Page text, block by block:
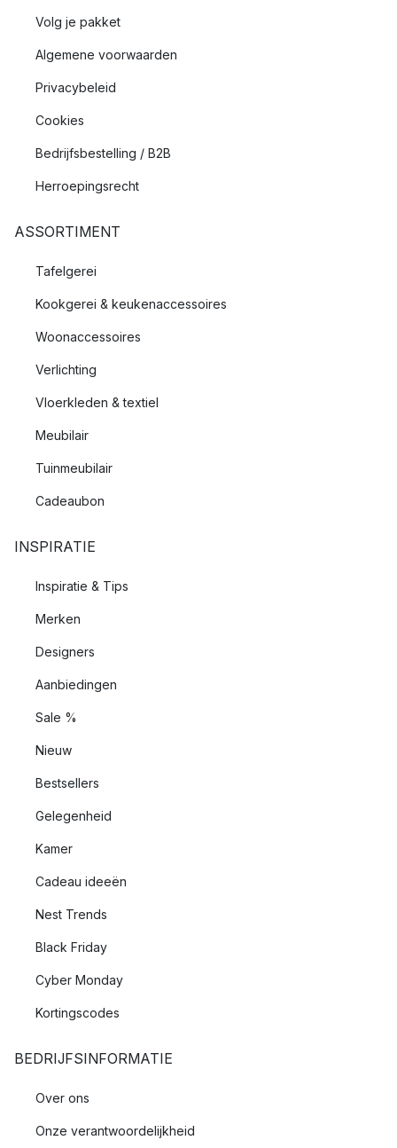
Volg je pakket
Algemene voorwaarden
Privacybeleid
Cookies
Bedrijfsbestelling / B2B
Herroepingsrecht
ASSORTIMENT
Tafelgerei
Kookgerei & keukenaccessoires
Woonaccessoires
Verlichting
Vloerkleden & textiel
Meubilair
Tuinmeubilair
Cadeaubon
INSPIRATIE
Inspiratie & Tips
Merken
Designers
Aanbiedingen
Sale %
Nieuw
Bestsellers
Gelegenheid
Kamer
Cadeau ideeën
Nest Trends
Black Friday
Cyber Monday
Kortingscodes
BEDRIJFSINFORMATIE
Over ons
Onze verantwoordelijkheid